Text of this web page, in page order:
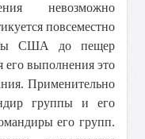
невозможно
повсеместно
США до пещер
его выполнения это
Применительно
группы и его
его групп.